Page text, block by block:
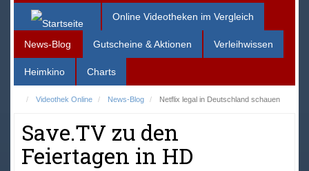
Online Videotheken im Vergleich
News-Blog Gutscheine & Aktionen Verleihwissen
Heimkino Charts
Videothek Online News-Blog Netflix legal in Deutschland schauen
Save.TV zu den
Feiertagen in HD